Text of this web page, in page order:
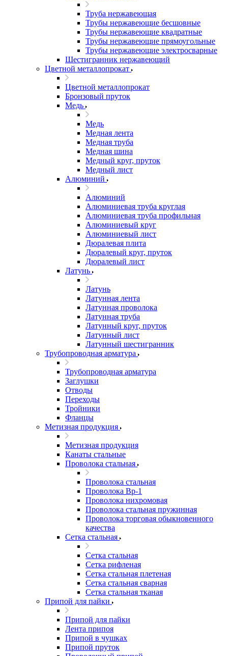
Труба нержавеющая
Трубы нержавеющие бесшовные
Трубы нержавеющие квадратные
Трубы нержавеющие прямоугольные
Трубы нержавеющие электросварные
Шестигранник нержавеющий
Цветной металлопрокат
Цветной металлопрокат
Бронзовый пруток
Медь
Медь
Медная лента
Медная труба
Медная шина
Медный круг, пруток
Медный лист
Алюминий
Алюминий
Алюминиевая труба круглая
Алюминиевая труба профильная
Алюминиевый круг
Алюминиевый лист
Дюралевая плита
Дюралевый круг, пруток
Дюралевый лист
Латунь
Латунь
Латунная лента
Латунная проволока
Латунная труба
Латунный круг, пруток
Латунный лист
Латунный шестигранник
Трубопроводная арматура
Трубопроводная арматура
Заглушки
Отводы
Переходы
Тройники
Фланцы
Метизная продукция
Метизная продукция
Канаты стальные
Проволока стальная
Проволока стальная
Проволока Вр-1
Проволока нихромовая
Проволока стальная пружинная
Проволока торговая обыкновенного
качества
Сетка стальная
Сетка стальная
Сетка рифленая
Сетка стальная плетеная
Сетка стальная сварная
Сетка стальная тканая
Припой для пайки
Припой для пайки
Лента припоя
Припой в чушках
Припой пруток